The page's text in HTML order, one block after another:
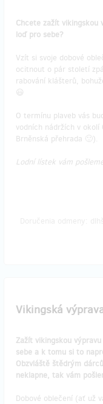
Chcete zažít vikingskou
loď pro sebe?
Vzít si svoje dobové
ocitnout o pár století
rabování klášterů,
😃
O termínu plaveb vás
vodních nádržích v
Brněnská přehrada 🙂).
Lodní lístek vám
Vikingská
Zažít vikingskou
sebe a k tomu si to
Obzvláště štědrým
neklapne, tak vám
Dobové oblečení (ať už